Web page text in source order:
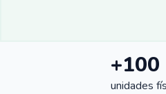
+100
unidades